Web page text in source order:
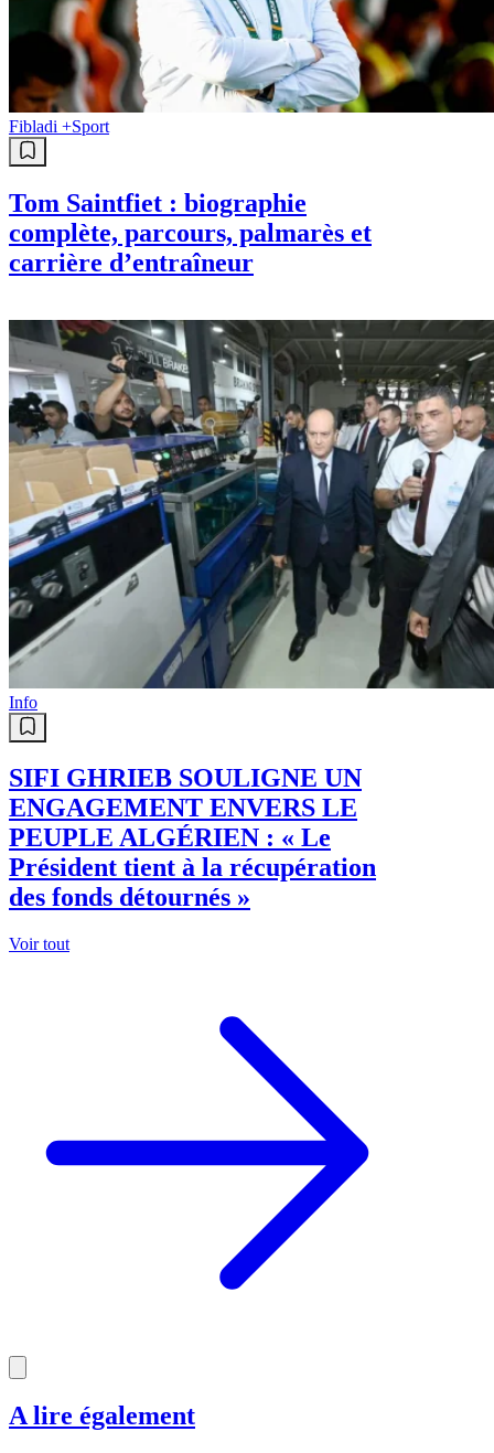
Fibladi +Sport
Tom Saintfiet : biographie
complète, parcours, palmarès et
carrière d’entraîneur
Info
SIFI GHRIEB SOULIGNE UN
ENGAGEMENT ENVERS LE
PEUPLE ALGÉRIEN : « Le
Président tient à la récupération
des fonds détournés »
Voir tout
A lire également